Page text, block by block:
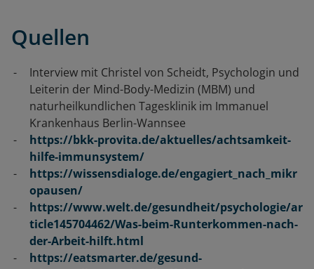
Quellen
Interview mit Christel von Scheidt, Psychologin und
Leiterin der Mind-Body-Medizin (MBM) und
naturheilkundlichen Tagesklinik im Immanuel
Krankenhaus Berlin-Wannsee
https://bkk-provita.de/aktuelles/achtsamkeit-
hilfe-immunsystem/
https://wissensdialoge.de/engagiert_nach_mikr
opausen/
https://www.welt.de/gesundheit/psychologie/ar
ticle145704462/Was-beim-Runterkommen-nach-
der-Arbeit-hilft.html
https://eatsmarter.de/gesund-